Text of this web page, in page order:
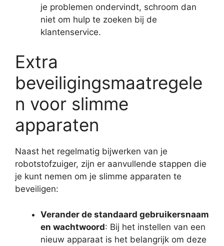
je problemen ondervindt, schroom dan
niet om hulp te zoeken bij de
klantenservice.
Extra
beveiligingsmaatregele
n voor slimme
apparaten
Naast het regelmatig bijwerken van je
robotstofzuiger, zijn er aanvullende stappen die
je kunt nemen om je slimme apparaten te
beveiligen:
Verander de standaard gebruikersnaam
en wachtwoord: Bij het instellen van een
nieuw apparaat is het belangrijk om deze